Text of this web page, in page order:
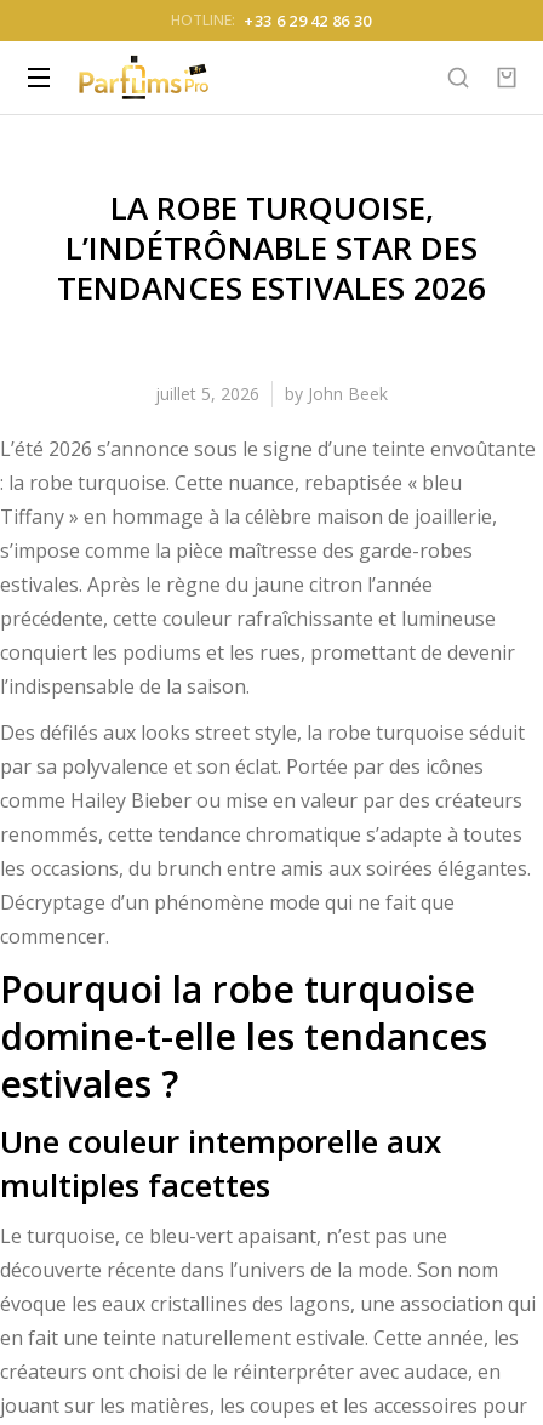
HOTLINE: +33 6 29 42 86 30
LA ROBE TURQUOISE,
L’INDÉTRÔNABLE STAR DES
TENDANCES ESTIVALES 2026
juillet 5, 2026 by John Beek
L’été 2026 s’annonce sous le signe d’une teinte envoûtante
: la robe turquoise. Cette nuance, rebaptisée « bleu
Tiffany » en hommage à la célèbre maison de joaillerie,
s’impose comme la pièce maîtresse des garde-robes
estivales. Après le règne du jaune citron l’année
précédente, cette couleur rafraîchissante et lumineuse
conquiert les podiums et les rues, promettant de devenir
l’indispensable de la saison.
Des défilés aux looks street style, la robe turquoise séduit
par sa polyvalence et son éclat. Portée par des icônes
comme Hailey Bieber ou mise en valeur par des créateurs
renommés, cette tendance chromatique s’adapte à toutes
les occasions, du brunch entre amis aux soirées élégantes.
Décryptage d’un phénomène mode qui ne fait que
commencer.
Pourquoi la robe turquoise
domine-t-elle les tendances
estivales ?
Une couleur intemporelle aux
multiples facettes
Le turquoise, ce bleu-vert apaisant, n’est pas une
découverte récente dans l’univers de la mode. Son nom
évoque les eaux cristallines des lagons, une association qui
en fait une teinte naturellement estivale. Cette année, les
créateurs ont choisi de le réinterpréter avec audace, en
jouant sur les matières, les coupes et les accessoires pour